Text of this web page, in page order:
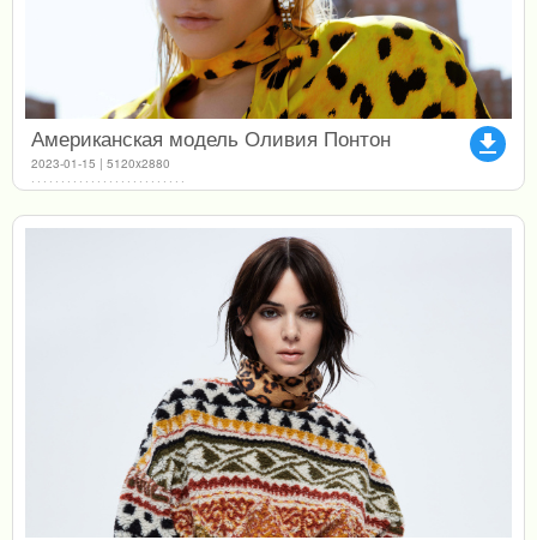
file_download
Американская модель Оливия Понтон
2023-01-15 | 5120x2880